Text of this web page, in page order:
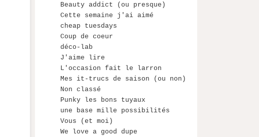
Beauty addict (ou presque)
Cette semaine j'ai aimé
cheap tuesdays
Coup de coeur
déco-lab
J'aime lire
L'occasion fait le larron
Mes it-trucs de saison (ou non)
Non classé
Punky les bons tuyaux
une base mille possibilités
Vous (et moi)
We love a good dupe